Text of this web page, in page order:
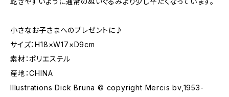
小さなお子さまへのプレゼントに♪
サイズ：H18×W17×D9cm
素材：ポリエステル
産地：CHINA
Illustrations Dick Bruna © copyright Mercis bv,1953-